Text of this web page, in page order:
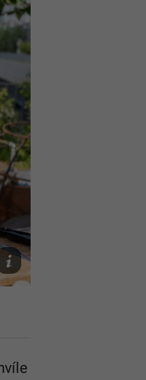
snímke
Marcel
Ihnačák
Lidl